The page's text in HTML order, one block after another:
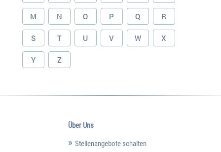
M N O P Q R
S T U V W X
Y Z
Über Uns
Stellenangebote schalten